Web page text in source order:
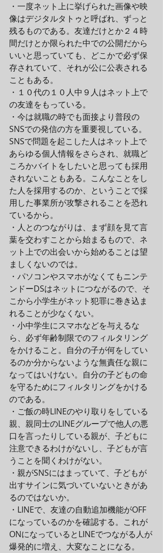
・一度ネット上に挙げられた画像や映
像はデジタルタトゥと呼ばれ、ずっと
残るものである。友達だけとか２４時
間だけとか限られた中での公開だから
いいと思っていても、どこかで必ず保
存されていて、それが公に公表される
こともある。
・１０代の１０人中９人はネット上で
の友達をもっている。
・今は就職の時でも面接より普段の
SNSでの発信の方を重要視している。
SNSで問題を起こした人はネット上で
あらゆる個人情報をさらされ、就職ど
ころかバイトをしたいと思っても採用
されないこともある。こんなことをし
た人を採用するのか、ということで採
用した事業所が攻撃されることを恐れ
ているから。
・人とのつながりは、まず顔を見て言
葉を交わすことから始まるもので、ネ
ット上での出会いから始めることは望
ましくないのでは。
・パソコンやスマホがなくてもニンテ
ンドーDSはネットにつながるので、そ
こから小学生がネット犯罪に巻き込ま
れることが少なくない。
・小中学生にスマホなどを与えるな
ら、必ず年齢制限でのフィルタリング
をかけること。自分の子が何をしてい
るのか分からないような無責任な親に
なってはいけない。自分の子どもの命
を守るためにフィルタリングをかける
のである。
・ご飯の時LINEのやり取りをしている
親、親同士のLINEグループで他人の悪
口を言ったりしている親が、子どもに
注意できるわけがないし、子どもが言
うことを聞くわけがない。
・親がSNSにはまっていて、子どもが
出すサインに気づいていないときがあ
るのではないか。
・LINEで、友達の自動追加機能がOFF
になっているのかを確認する。これが
ONになっているとLINEでつながる人が
爆発的に増え、大変なことになる。